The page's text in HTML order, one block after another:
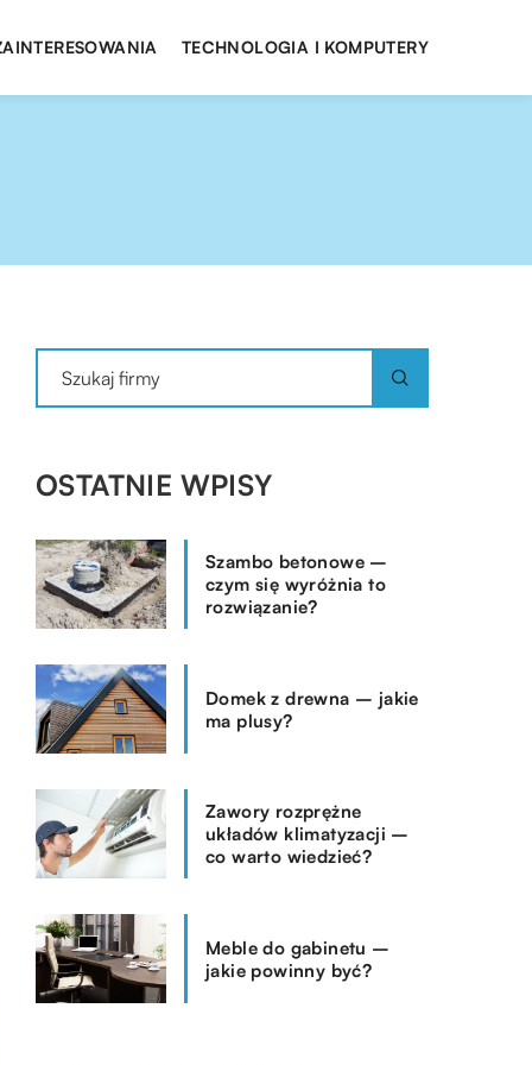
TECHNOLOGIA I KOMPUTERY
OSTATNIE WPISY
Szambo betonowe –
czym się wyróżnia to
rozwiązanie?
Domek z drewna – jakie
ma plusy?
Zawory rozprężne
układów klimatyzacji –
co warto wiedzieć?
Meble do gabinetu –
jakie powinny być?